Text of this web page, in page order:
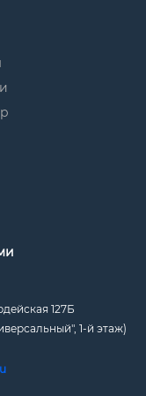
127Б
1-й этаж)